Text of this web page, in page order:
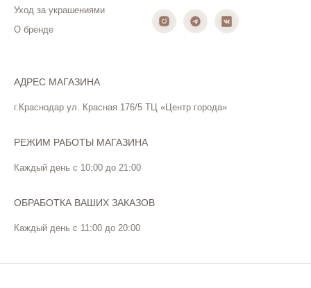
Уход за украшениями
О бренде
АДРЕС МАГАЗИНА
г.Краснодар ул. Красная 176/5 ТЦ «Центр города»
ОБРАБОТКА ВАШИХ ЗАКАЗОВ
Каждый день с 11:00 до 20:00
РЕЖИМ РАБОТЫ МАГАЗИНА
Каждый день с 10:00 до 21:00